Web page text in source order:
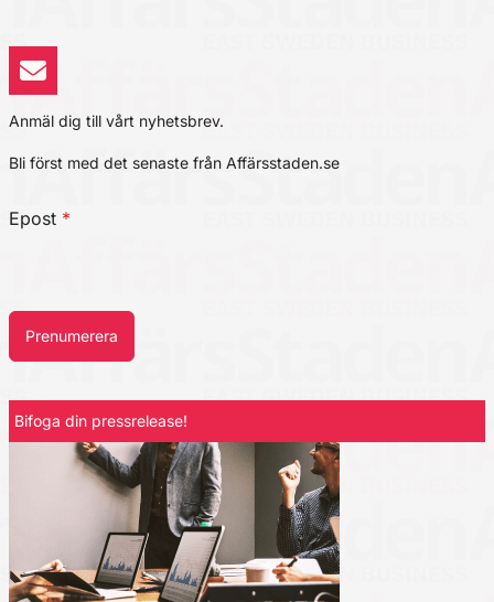
Anmäl dig till vårt nyhetsbrev.
Bli först med det senaste från Affärsstaden.se
Epost *
Prenumerera
Bifoga din pressrelease!